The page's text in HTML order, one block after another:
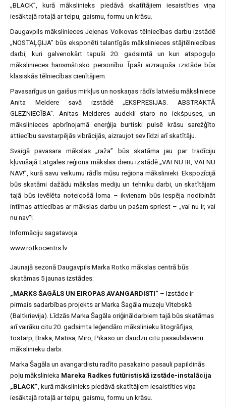
„BLACK”, kurā mākslinieks piedāvā skatītājiem iesaistīties viņa
iesāktajā rotaļā ar telpu, gaismu, formu un krāsu.
Daugavpils mākslinieces Jeļenas Volkovas tēlniecības darbu izstādē
„NOSTAĻĢIJA” būs eksponēti talantīgās mākslinieces stājtēlniecības
darbi, kuri galvenokārt tapuši 20. gadsimtā un kuri atspoguļo
mākslinieces harismātisko personību. Īpaši aizraujoša izstāde būs
klasiskās tēlniecības cienītājiem.
Pavasarīgus un gaišus mirkļus un noskaņas rādīs latviešu māksliniece
Anita Meldere savā izstādē „EKSPRESIJAS. ABSTRAKTĀ
GLEZNIECĪBA”. Anitas Melderes audekli staro no iekšpuses, un
mākslinieces apbrīnojamā enerģija burtiski pulsē krāsu sarežģīto
attiecību savstarpējās vibrācijās, aizraujot sev līdzi arī skatītāju.
Svaigā pavasara mākslas „raža” būs skatāma jau par tradīciju
kļuvušajā Latgales reģiona mākslas dienu izstādē „VAI NU IR, VAI NU
NAV!”, kurā savu veikumu rādīs mūsu reģiona mākslinieki. Ekspozīcijā
būs skatāmi dažādu mākslas mediju un tehniku darbi, un skatītājam
tajā būs ievēlēta noteicošā loma – ikvienam būs iespēja nodibināt
intīmas attiecības ar mākslas darbu un pašam spriest – „vai nu ir, vai
nu nav”!
Informāciju sagatavoja:
www.rotkocentrs.lv
Jaunajā sezonā Daugavpils Marka Rotko mākslas centrā būs
skatāmas 5 jaunas izstādes:
„MARKS ŠAGĀLS UN EIROPAS AVANGARDISTI” – Izstāde ir
pirmais sadarbības projekts ar Marka Šagāla muzeju Vitebskā
(Baltkrievija). Līdzās Marka Šagāla oriģināldarbiem tajā būs skatāmas
arī vairāku citu 20. gadsimta leģendāro mākslinieku litogrāfijas,
tostarp, Braka, Matisa, Miro, Pikaso un daudzu citu pasaulslavenu
mākslinieku darbi.
Marka Šagāla un avangardistu radīto pasakaino pasauli papildinās
poļu mākslinieka Mareka Radkes futūristiskā izstāde-instalācija
„BLACK”, kurā mākslinieks piedāvā skatītājiem iesaistīties viņa
iesāktajā rotaļā ar telpu, gaismu, formu un krāsu.